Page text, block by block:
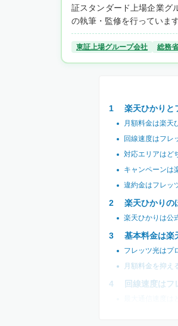
証スタンダード上場企業グ
の執筆・監修を行っています
東証上場グループ会社 総務
楽天ひかりと
月額料金は楽天
回線速度はフレ
対応エリアはど
キャンペーンは
違約金はフレッ
楽天ひかりの
楽天ひかりは公
基本料金は楽
フレッツ光はプ
月額料金を抑え
回線速度はフ